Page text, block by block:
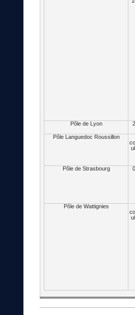
Pôle de Lyon
Pôle Languedoc Roussillon
Pôle de Strasbourg
Pôle de Wattignies